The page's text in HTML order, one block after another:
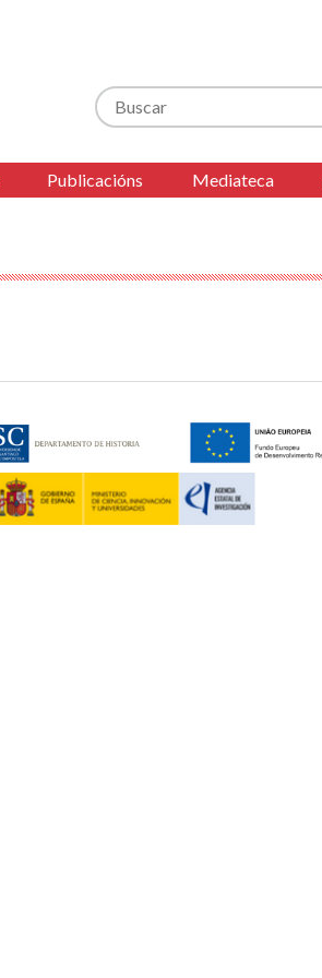
Buscar
Publicacións Mediateca